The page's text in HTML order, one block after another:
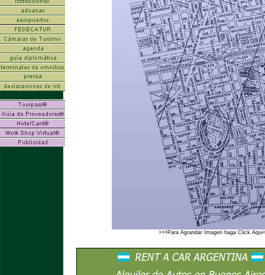
>>>Para Agrandar Imagen haga Click